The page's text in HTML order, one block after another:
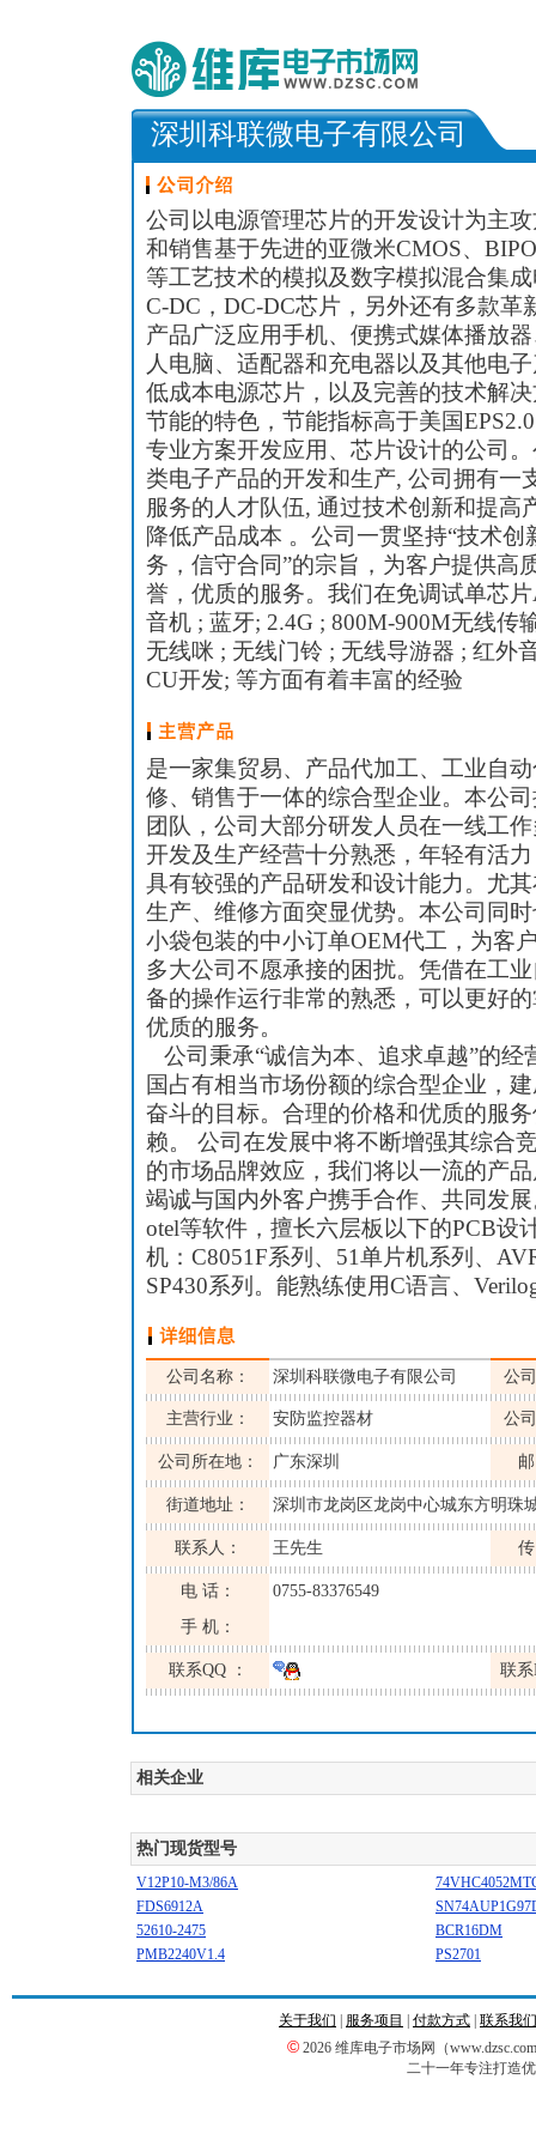
深圳科联微电子有限公司
公司以电源管理芯片的开发设计为主
和销售基于先进的亚微米CMOS、
等工艺技术的模拟及数字模拟混合集
C-DC，DC-DC芯片，另外还有多款革
产品广泛应用手机、便携式媒体播放
人电脑、适配器和充电器以及其他电
低成本电源芯片，以及完善的技术解
节能的特色，节能指标高于美国
专业方案开发应用、芯片设计的公司
类电子产品的开发和生产, 公司拥有一
服务的人才队伍, 通过技术创新和提高
降低产品成本 。公司一贯坚持“技术
务，信守合同”的宗旨，为客户提供高
誉，优质的服务。我们在免调试单芯
音机 ; 蓝牙; 2.4G ; 800M-900M无线传
无线咪 ; 无线门铃 ; 无线导游器 ; 红外
CU开发; 等方面有着丰富的经验
是一家集贸易、产品代加工、工业自
修、销售于一体的综合型企业。本公
团队，公司大部分研发人员在一线工
开发及生产经营十分熟悉，年轻有活
具有较强的产品研发和设计能力。尤
生产、维修方面突显优势。本公司同
小袋包装的中小订单OEM代工，为客
多大公司不愿承接的困扰。凭借在工
备的操作运行非常的熟悉，可以更好
优质的服务。
公司秉承“诚信为本、追求卓越”的经
国占有相当市场份额的综合型企业，
奋斗的目标。合理的价格和优质的服
赖。 公司在发展中将不断增强其综合
的市场品牌效应，我们将以一流的产
竭诚与国内外客户携手合作、共同发
otel等软件，擅长六层板以下的PCB设
机：C8051F系列、51单片机系列、
SP430系列。能熟练使用C语言、
公司名称： 深圳科联微电子有限公司 公
主营行业： 安防监控器材 公
公司所在地： 广东深圳
街道地址： 深圳市龙岗区龙岗中心城东方明珠
联系人： 王先生
电 话：
0755-83376549
手 机：
联系QQ ： 联
相关企业
热门现货型号
V12P10-M3/86A
FDS6912A
52610-2475
BCR16DM
PMB2240V1.4
PS2701
关于我们 服务项目 付款方式 联系我们
© 2026 维库电子市场网（
二十一年专注打造